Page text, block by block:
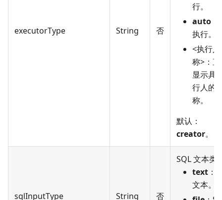
executorType String 否
行。
auto
执行。
<执行
称>：
显示具
行人的
称。
默认：
creator。
sqlInputType String 否
SQL 文本类
text ：
文本。